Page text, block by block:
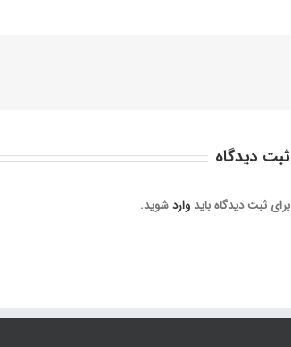
ثبت ديدگاه
برای ثبت دیدگاه باید واردشوید.